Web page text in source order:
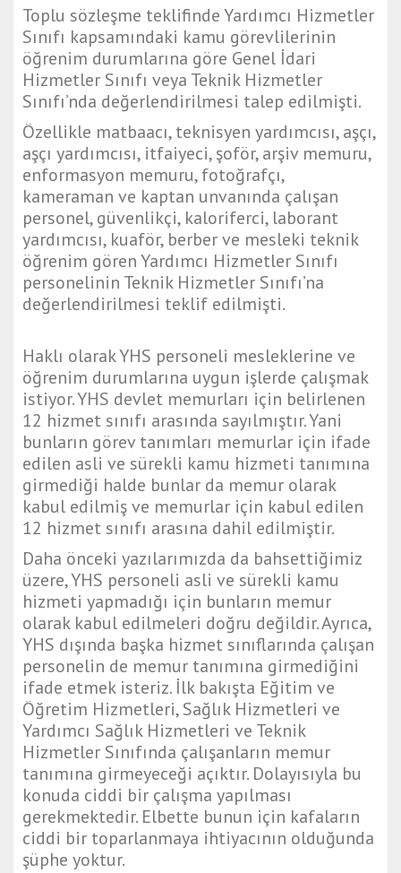
Toplu sözleşme teklifinde Yardımcı Hizmetler
Sınıfı kapsamındaki kamu görevlilerinin
öğrenim durumlarına göre Genel İdari
Hizmetler Sınıfı veya Teknik Hizmetler
Sınıfı’nda değerlendirilmesi talep edilmişti.
Özellikle matbaacı, teknisyen yardımcısı, aşçı,
aşçı yardımcısı, itfaiyeci, şoför, arşiv memuru,
enformasyon memuru, fotoğrafçı,
kameraman ve kaptan unvanında çalışan
personel, güvenlikçi, kaloriferci, laborant
yardımcısı, kuaför, berber ve mesleki teknik
öğrenim gören Yardımcı Hizmetler Sınıfı
personelinin Teknik Hizmetler Sınıfı’na
değerlendirilmesi teklif edilmişti.
Haklı olarak YHS personeli mesleklerine ve
öğrenim durumlarına uygun işlerde çalışmak
istiyor. YHS devlet memurları için belirlenen
12 hizmet sınıfı arasında sayılmıştır. Yani
bunların görev tanımları memurlar için ifade
edilen asli ve sürekli kamu hizmeti tanımına
girmediği halde bunlar da memur olarak
kabul edilmiş ve memurlar için kabul edilen
12 hizmet sınıfı arasına dahil edilmiştir.
Daha önceki yazılarımızda da bahsettiğimiz
üzere, YHS personeli asli ve sürekli kamu
hizmeti yapmadığı için bunların memur
olarak kabul edilmeleri doğru değildir. Ayrıca,
YHS dışında başka hizmet sınıflarında çalışan
personelin de memur tanımına girmediğini
ifade etmek isteriz. İlk bakışta Eğitim ve
Öğretim Hizmetleri, Sağlık Hizmetleri ve
Yardımcı Sağlık Hizmetleri ve Teknik
Hizmetler Sınıfında çalışanların memur
tanımına girmeyeceği açıktır. Dolayısıyla bu
konuda ciddi bir çalışma yapılması
gerekmektedir. Elbette bunun için kafaların
ciddi bir toparlanmaya ihtiyacının olduğunda
şüphe yoktur.